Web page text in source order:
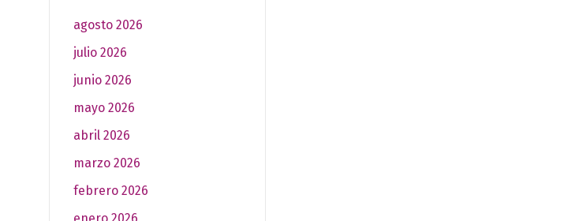
agosto 2026
julio 2026
junio 2026
mayo 2026
abril 2026
marzo 2026
febrero 2026